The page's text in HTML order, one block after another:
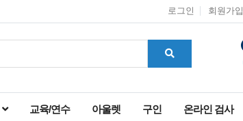
로그인 회원가입
교육/연수 아울렛 구인 온라인 검사